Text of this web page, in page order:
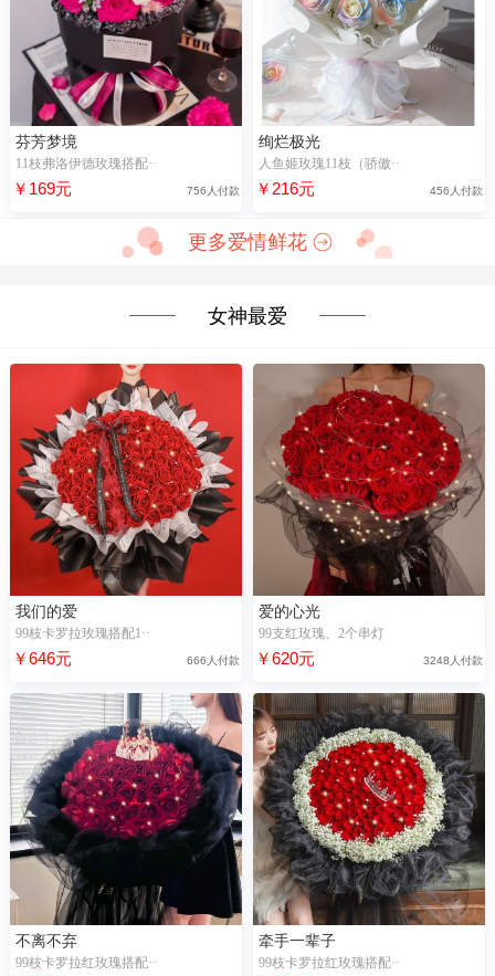
芬芳梦境
11枝弗洛伊德玫瑰搭配··
￥169元 756人付款
绚烂极光
人鱼姬玫瑰11枝（骄傲··
￥216元 456人付款
更多爱情鲜花
女神最爱
我们的爱
99枝卡罗拉玫瑰搭配1··
￥646元 666人付款
爱的心光
99支红玫瑰、2个串灯
￥620元 3248人付款
不离不弃
99枝卡罗拉红玫瑰搭配··
牵手一辈子
99枝卡罗拉红玫瑰搭配··